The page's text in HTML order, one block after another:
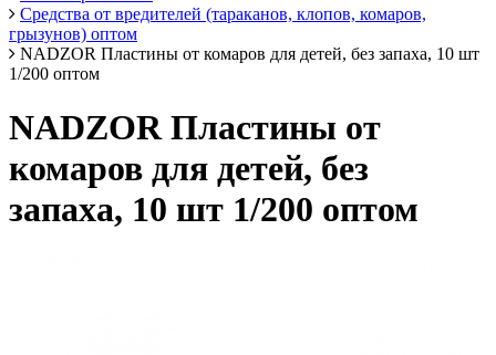
Средства от вредителей (тараканов, клопов, комаров,
грызунов) оптом
NADZOR Пластины от комаров для детей, без запаха, 10 шт
1/200 оптом
NADZOR Пластины от
комаров для детей, без
запаха, 10 шт 1/200 оптом